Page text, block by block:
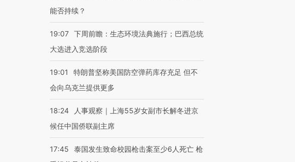
能否持续？
19:07 下周前瞻：生态环境法典施行；巴西总统
大选进入竞选阶段
19:01
特朗普坚称美国防空弹药库存充足 但不
会向乌克兰提供更多
18:24
人事观察｜上海55岁女副市长解冬进京
候任中国侨联副主席
17:45
泰国发生致命校园枪击案至少6人死亡 枪